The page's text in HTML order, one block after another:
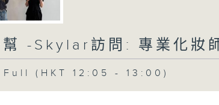
幫 -Skylar訪問: 專業化妝
Full (HKT 12:05 - 13:00)